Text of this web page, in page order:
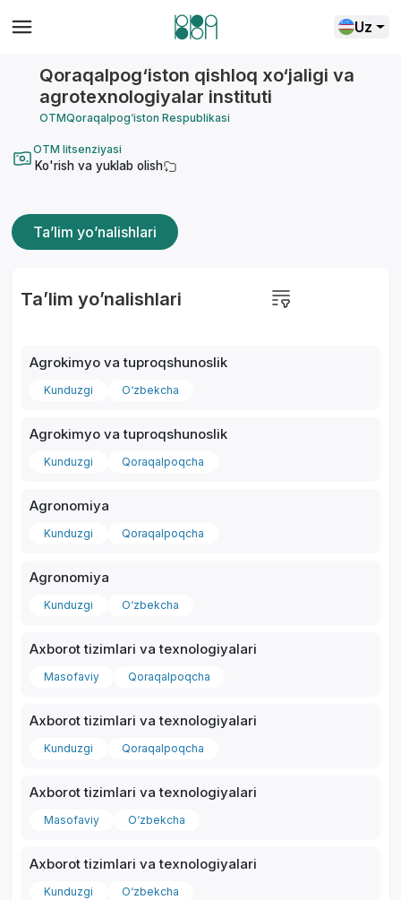
Uz
Qoraqalpog‘iston qishloq xo‘jaligi va
agrotexnologiyalar instituti
OTMQoraqalpog‘iston Respublikasi
OTM litsenziyasi
Ko'rish va yuklab olish
Ta’lim yo’nalishlari
Ta’lim yo’nalishlari
Agrokimyo va tuproqshunoslik
Kunduzgi O‘zbekcha
Agrokimyo va tuproqshunoslik
Kunduzgi Qoraqalpoqcha
Agronomiya
Kunduzgi Qoraqalpoqcha
Agronomiya
Kunduzgi O‘zbekcha
Axborot tizimlari va texnologiyalari
Masofaviy Qoraqalpoqcha
Axborot tizimlari va texnologiyalari
Kunduzgi Qoraqalpoqcha
Axborot tizimlari va texnologiyalari
Masofaviy O‘zbekcha
Axborot tizimlari va texnologiyalari
Kunduzgi O‘zbekcha